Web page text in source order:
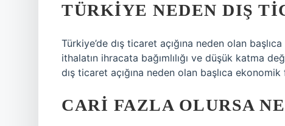
TÜRKIYE NEDEN DIŞ
Türkiye’de dış ticaret açığına neden olan
ithalatın ihracata bağımlılığı ve düşük katma
dış ticaret açığına neden olan başlıca
CARI FAZLA OLURSA